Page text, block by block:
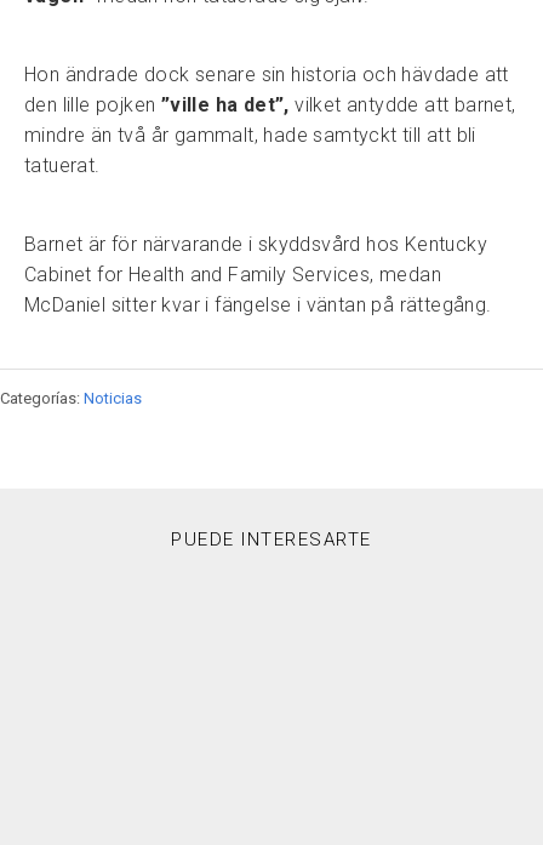
Hon ändrade dock senare sin historia och hävdade att
den lille pojken ”ville ha det”,vilket antydde att barnet,
mindre än två år gammalt, hade samtyckt till att bli
tatuerat.
Barnet är för närvarande i skyddsvård hos Kentucky
Cabinet for Health and Family Services, medan
McDaniel sitter kvar i fängelse i väntan på rättegång.
Categorías: Noticias
PUEDE INTERESARTE